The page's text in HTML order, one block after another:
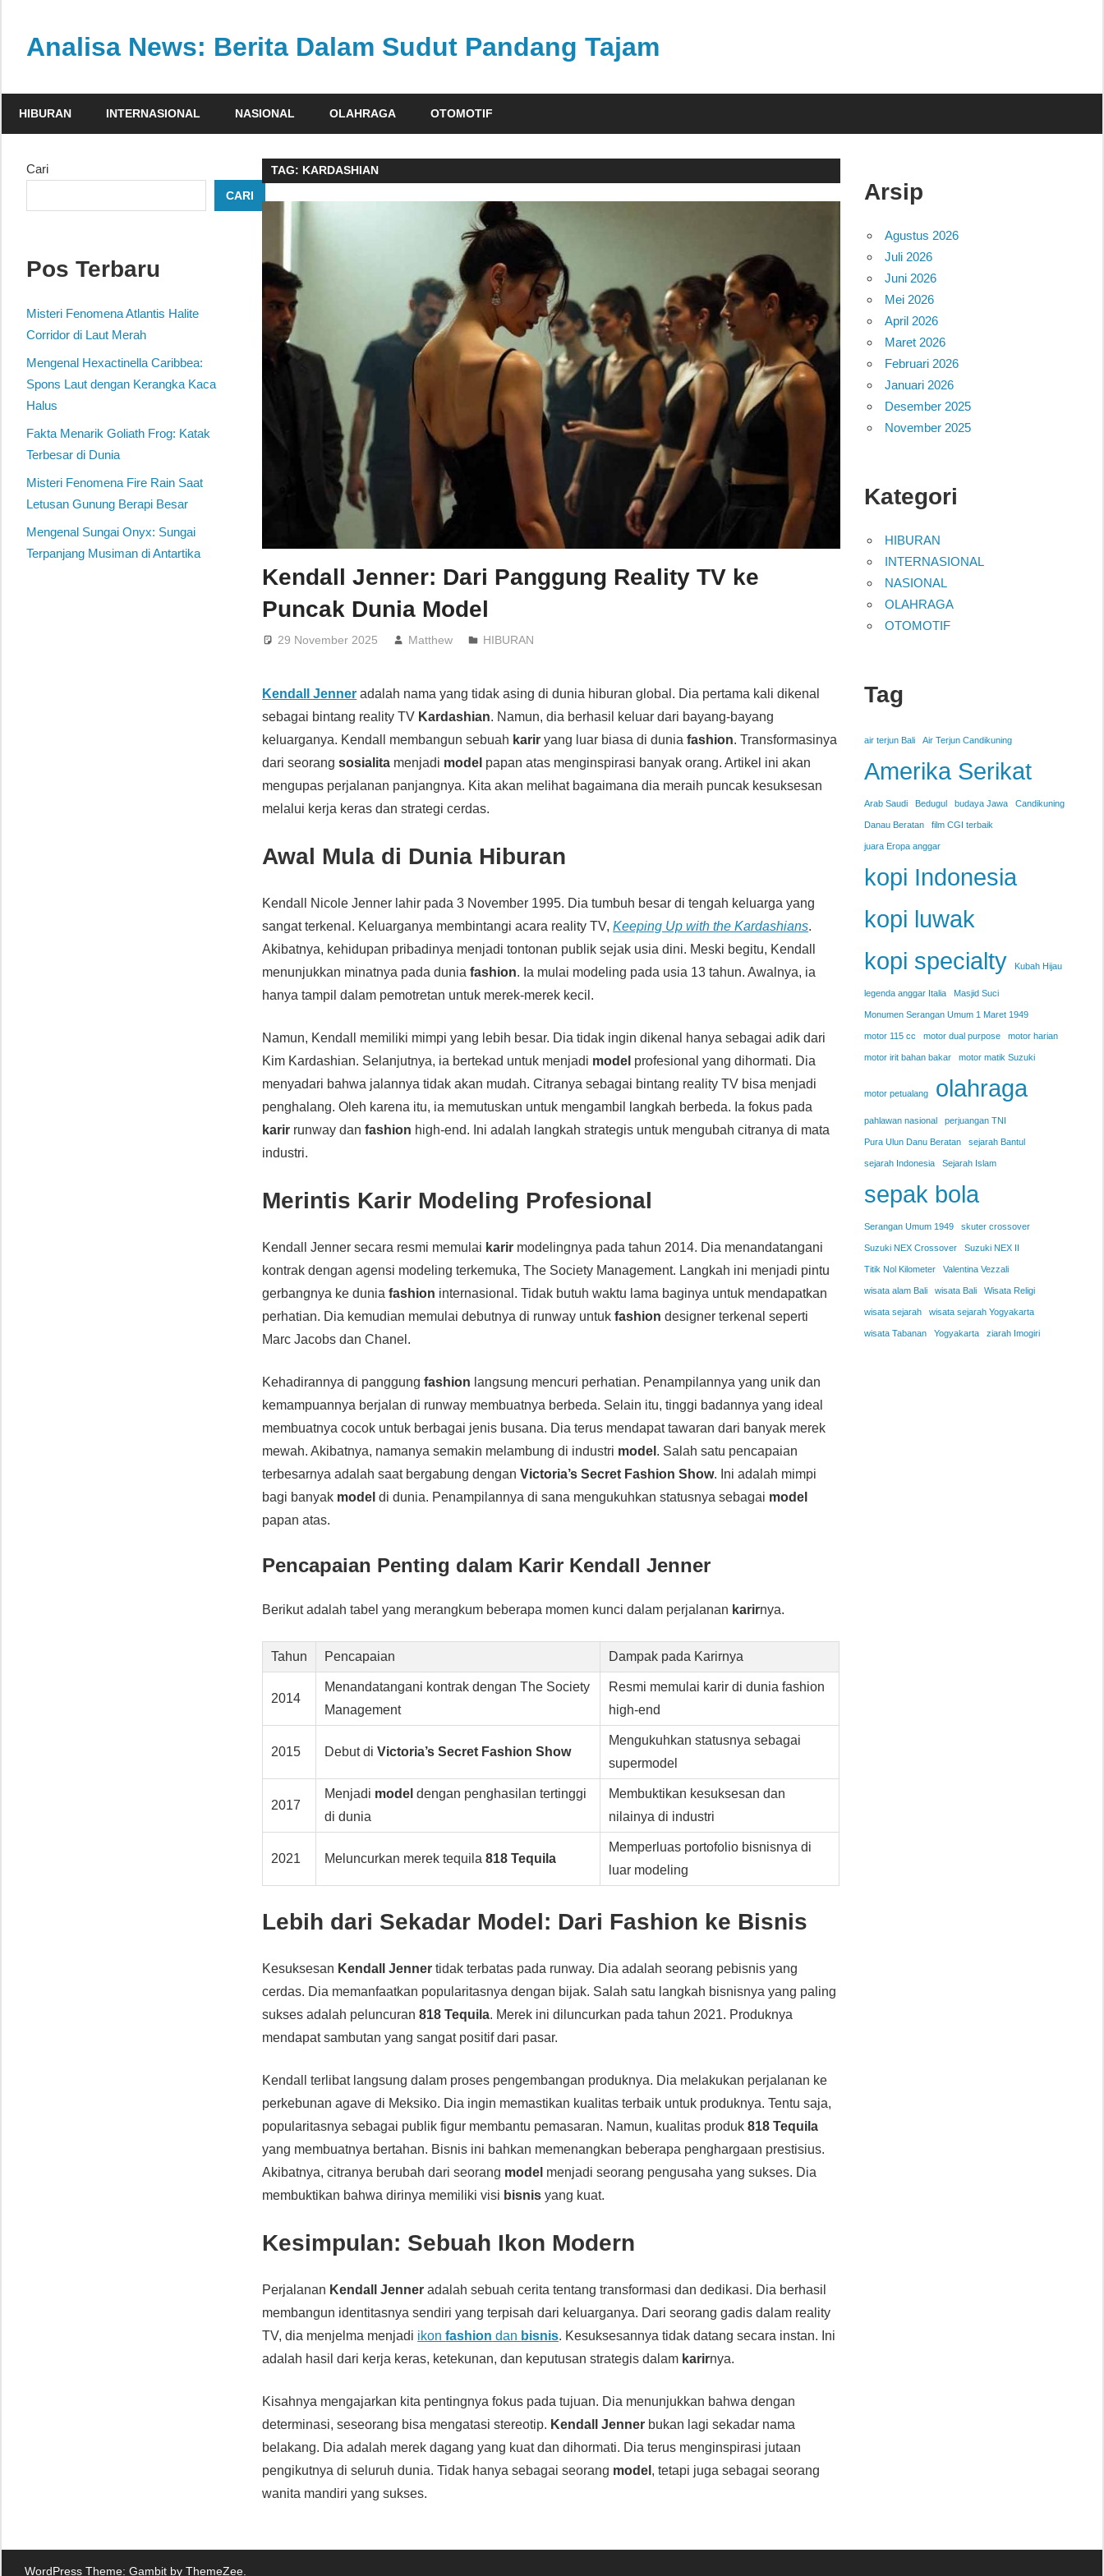
contentAnalisa News: Berita Dalam Sudut Pandang Tajam
dan
dari
politik,
HIBURAN INTERNASIONAL NASIONAL OLAHRAGA OTOMOTIF
TAG: KARDASHIAN
Kendall Jenner: Dari Panggung Reality TV ke
Puncak Dunia Model
29 November 2025 Matthew HIBURAN
Kendall Jenner adalah nama yang tidak asing di dunia hiburan global. Dia pertama kali dikenal
sebagai bintang reality TV Kardashian. Namun, dia berhasil keluar dari bayang-bayang
keluarganya. Kendall membangun sebuah karir yang luar biasa di duniafashion. Transformasinya
dari seorangsosialita menjadi model papan atas menginspirasi banyak orang. Artikel ini akan
mengupas perjalanan panjangnya. Kita akan melihat bagaimana dia meraih puncak kesuksesan
melalui kerja keras dan strategi cerdas.
Awal Mula di Dunia Hiburan
Kendall Nicole Jenner lahir pada 3 November 1995. Dia tumbuh besar di tengah keluarga yang
sangat terkenal. Keluarganya membintangi acara reality TV,Keeping Up with the Kardashians.
Akibatnya, kehidupan pribadinya menjadi tontonan publik sejak usia dini. Meski begitu, Kendall
menunjukkan minatnya pada duniafashion. Ia mulai modeling pada usia 13 tahun. Awalnya, ia
hanya tampil dalam pemotretan untuk merek-merek kecil.
Namun, Kendall memiliki mimpi yang lebih besar. Dia tidak ingin dikenal hanya sebagai adik dari
Kim Kardashian. Selanjutnya, ia bertekad untuk menjadi model profesional yang dihormati. Dia
menyadari bahwa jalannya tidak akan mudah. Citranya sebagai bintang reality TV bisa menjadi
penghalang. Oleh karena itu, ia memutuskan untuk mengambil langkah berbeda. Ia fokus pada
karir runway danfashion high-end. Ini adalah langkah strategis untuk mengubah citranya di mata
industri.
Merintis Karir Modeling Profesional
Kendall Jenner secara resmi memulai karir modelingnya pada tahun 2014. Dia menandatangani
kontrak dengan agensi modeling terkemuka, The Society Management. Langkah ini menjadi pintu
gerbangnya ke duniafashion internasional. Tidak butuh waktu lama baginya untuk mendapatkan
perhatian. Dia kemudian memulai debutnya di runway untukfashion designer terkenal seperti
Marc Jacobs dan Chanel.
Kehadirannya di panggungfashion langsung mencuri perhatian. Penampilannya yang unik dan
kemampuannya berjalan di runway membuatnya berbeda. Selain itu, tinggi badannya yang ideal
membuatnya cocok untuk berbagai jenis busana. Dia terus mendapat tawaran dari banyak merek
mewah. Akibatnya, namanya semakin melambung di industri model . Salah satu pencapaian
terbesarnya adalah saat bergabung denganVictoria’s Secret Fashion Show. Ini adalah mimpi
bagi banyak model di dunia. Penampilannya di sana mengukuhkan statusnya sebagai model
papan atas.
Pencapaian Penting dalam Karir Kendall Jenner
Berikut adalah tabel yang merangkum beberapa momen kunci dalam perjalanan karirnya.
Tahun Pencapaian Dampak pada Karirnya
2014
Menandatangani kontrak dengan The Society
Management
Resmi memulai karir di dunia fashion
high-end
2015 Debut di Victoria’s Secret Fashion Show
Mengukuhkan statusnya sebagai
supermodel
2017
Menjadi model dengan penghasilan tertinggi
di dunia
Membuktikan kesuksesan dan
nilainya di industri
2021 Meluncurkan merek tequila 818 Tequila
Memperluas portofolio bisnisnya di
luar modeling
Lebih dari Sekadar Model: Dari Fashion ke Bisnis
Kesuksesan Kendall Jenner tidak terbatas pada runway. Dia adalah seorang pebisnis yang
cerdas. Dia memanfaatkan popularitasnya dengan bijak. Salah satu langkah bisnisnya yang paling
sukses adalah peluncuran818 Tequila. Merek ini diluncurkan pada tahun 2021. Produknya
mendapat sambutan yang sangat positif dari pasar.
Kendall terlibat langsung dalam proses pengembangan produknya. Dia melakukan perjalanan ke
perkebunan agave di Meksiko. Dia ingin memastikan kualitas terbaik untuk produknya. Tentu saja,
popularitasnya sebagai publik figur membantu pemasaran. Namun, kualitas produk818 Tequila
yang membuatnya bertahan. Bisnis ini bahkan memenangkan beberapa penghargaan prestisius.
Akibatnya, citranya berubah dari seorang model menjadi seorang pengusaha yang sukses. Dia
membuktikan bahwa dirinya memiliki visi bisnis yang kuat.
Kesimpulan: Sebuah Ikon Modern
Perjalanan Kendall Jenner adalah sebuah cerita tentang transformasi dan dedikasi. Dia berhasil
membangun identitasnya sendiri yang terpisah dari keluarganya. Dari seorang gadis dalam reality
TV, dia menjelma menjadi ikonfashion dan bisnis. Kesuksesannya tidak datang secara instan. Ini
adalah hasil dari kerja keras, ketekunan, dan keputusan strategis dalam karirnya.
Kisahnya mengajarkan kita pentingnya fokus pada tujuan. Dia menunjukkan bahwa dengan
determinasi, seseorang bisa mengatasi stereotip. Kendall Jenner bukan lagi sekadar nama
belakang. Dia adalah merek dagang yang kuat dan dihormati. Dia terus menginspirasi jutaan
pengikutnya di seluruh dunia. Tidak hanya sebagai seorang model , tetapi juga sebagai seorang
wanita mandiri yang sukses.
Cari
CARI
Pos Terbaru
Misteri Fenomena Atlantis Halite
Corridor di Laut Merah
Mengenal Hexactinella Caribbea:
Spons Laut dengan Kerangka Kaca
Halus
Fakta Menarik Goliath Frog: Katak
Terbesar di Dunia
Misteri Fenomena Fire Rain Saat
Letusan Gunung Berapi Besar
Mengenal Sungai Onyx: Sungai
Terpanjang Musiman di Antartika
Arsip
Agustus 2026
Juli 2026
Juni 2026
Mei 2026
April 2026
Maret 2026
Februari 2026
Januari 2026
Desember 2025
November 2025
Kategori
HIBURAN
INTERNASIONAL
NASIONAL
OLAHRAGA
OTOMOTIF
Tag
air terjun Bali Air Terjun Candikuning
Amerika Serikat
Arab Saudi Bedugul budaya Jawa Candikuning
Danau Beratan film CGI terbaik
juara Eropa anggar
kopi Indonesia
kopi luwak
kopi specialty
Kubah Hijau
legenda anggar Italia Masjid Suci
Monumen Serangan Umum 1 Maret 1949
motor 115 cc motor dual purpose motor harian
motor irit bahan bakar motor matik Suzuki
motor petualang olahraga
pahlawan nasional perjuangan TNI
Pura Ulun Danu Beratan sejarah Bantul
sejarah Indonesia Sejarah Islam
sepak bola
Serangan Umum 1949 skuter crossover
Suzuki NEX Crossover Suzuki NEX II
Titik Nol Kilometer Valentina Vezzali
wisata alam Bali wisata Bali Wisata Religi
wisata sejarah wisata sejarah Yogyakarta
wisata Tabanan Yogyakarta ziarah Imogiri
WordPress Theme: Gambit by ThemeZee.